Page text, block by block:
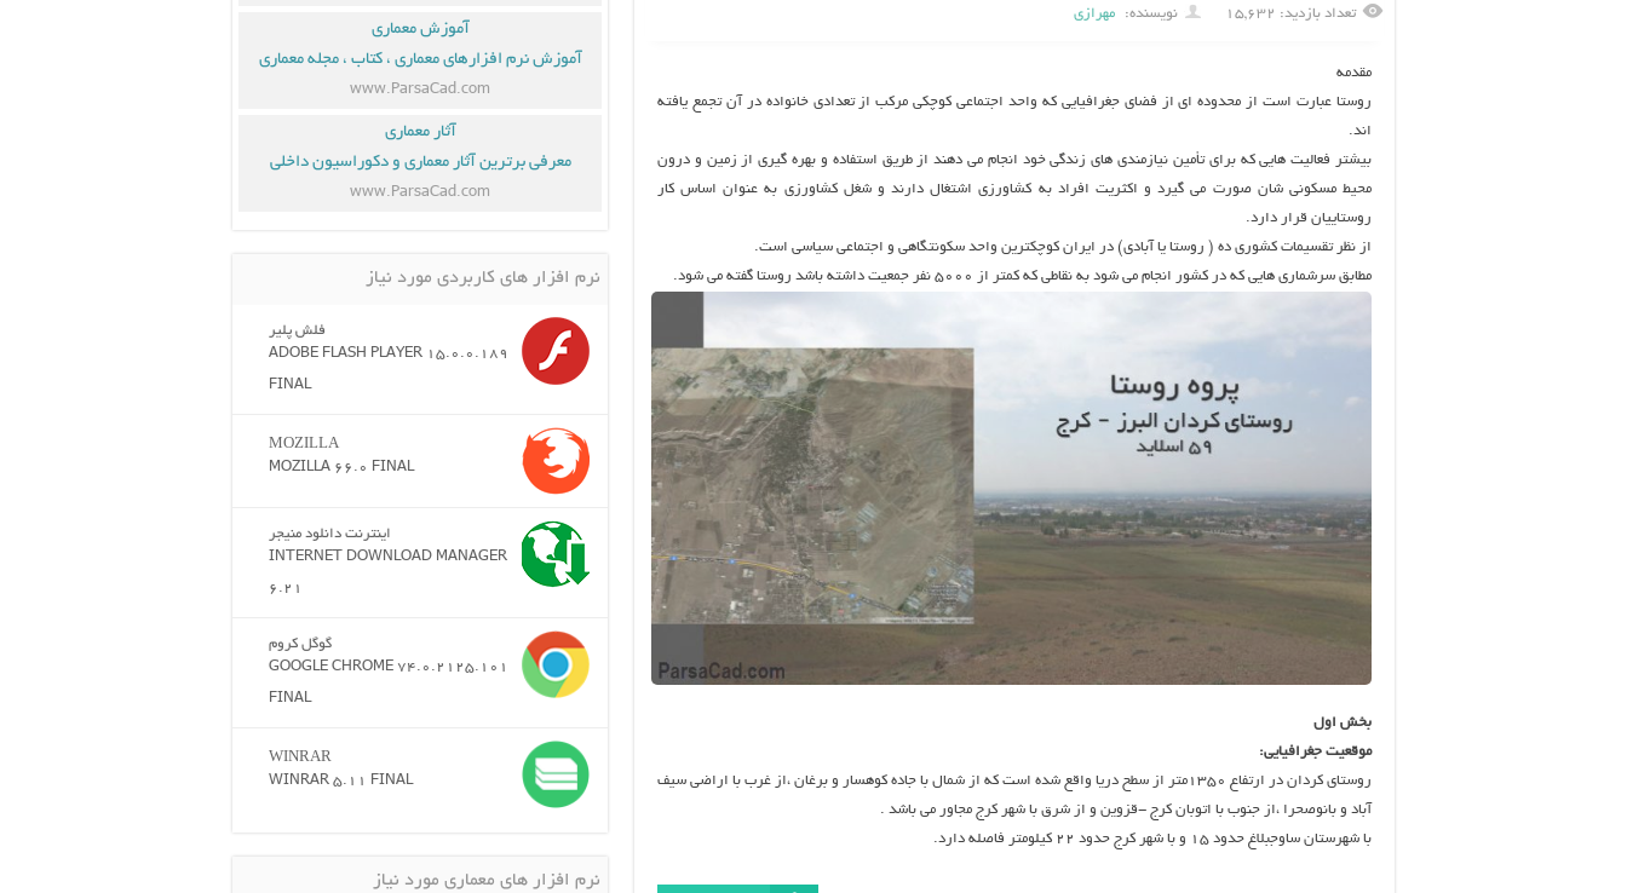
تعداد بازدید: ۱۵,۶۳۲ نویسنده: مهرازی
مقدمه
روستا عبارت است از محدوده ای از فضای جغرافیایی که واحد اجتماعی کوچکی مرکب از تعدادی خانواده در آن تجمع یافته
اند.
بیشتر فعالیت هایی که برای تأمین نیازمندی های زندگی خود انجام می دهند از طریق استفاده و بهره گیری از زمین و درون
محیط مسکونی شان صورت می گیرد و اکثریت افراد به کشاورزی اشتغال دارند و شغل کشاورزی به عنوان اساس کار
روستاییان قرار دارد.
از نظر تقسیمات کشوری ده ( روستا یا آبادی) در ایران کوچکترین واحد سکونتگاهی و اجتماعی سیاسی است.
مطابق سرشماری هایی که در کشور انجام می شود به نقاطی که کمتر از ۵۰۰۰ نفر جمعیت داشته باشد روستا گفته می شود.
بخش اول
موقعیت جغرافیایی:
روستای کردان در ارتفاع ۱۳۵۰متر از سطح دریا واقع شده است که از شمال با جاده کوهسار و برغان ،از غرب با اراضی سیف
آباد و بانوصحرا ،از جنوب با اتوبان کرج -قزوین و از شرق با شهر کرج مجاور می باشد .
با شهرستان ساوجبلاغ حدود ۱۵ و با شهر کرج حدود ۲۲ کیلومتر فاصله دارد.
آموزش معماری
آموزش نرم افزارهای معماری ، کتاب ، مجله معماری
www.ParsaCad.com
آثار معماری
معرفی برترین آثار معماری و دکوراسیون داخلی
www.ParsaCad.com
نرم افزار های کاربردی مورد نیاز
فلش پلیر
ADOBE FLASH PLAYER 15.0.0.189
FINAL
MOZILLA
MOZILLA 66.0 FINAL
اینترنت دانلود منیجر
INTERNET DOWNLOAD MANAGER
6.21
گوگل کروم
GOOGLE CHROME 74.0.2125.101
FINAL
WINRAR
WINRAR 5.11 FINAL
نرم افزار های معماری مورد نیاز